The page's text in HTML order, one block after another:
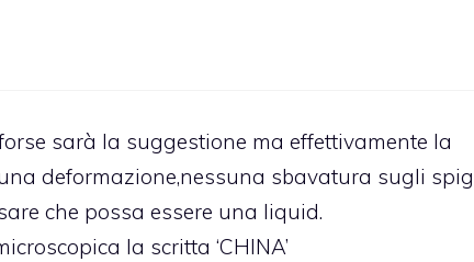
sarà la suggestione ma effettivamente la
deformazione,nessuna sbavatura sugli
che possa essere una liquid.
la scritta ‘CHINA’